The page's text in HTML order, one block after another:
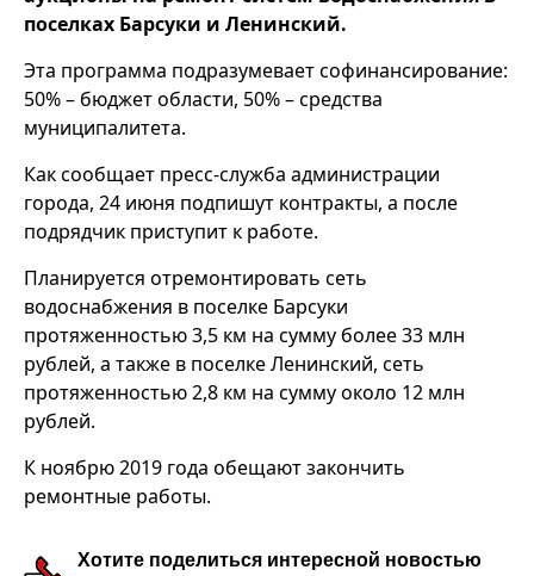
поселках Барсуки и Ленинский.
Эта программа подразумевает софинансирование:
50% – бюджет области, 50% – средства
муниципалитета.
Как сообщает пресс-служба администрации
города, 24 июня подпишут контракты, а после
подрядчик приступит к работе.
Планируется отремонтировать сеть
водоснабжения в поселке Барсуки
протяженностью 3,5 км на сумму более 33 млн
рублей, а также в поселке Ленинский, сеть
протяженностью 2,8 км на сумму около 12 млн
рублей.
К ноябрю 2019 года обещают закончить
ремонтные работы.
Хотите поделиться интересной новостью